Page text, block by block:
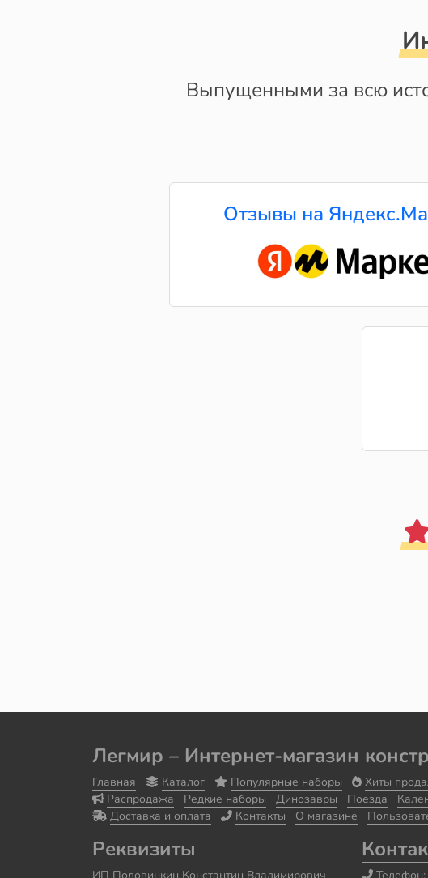
Выпущенными за всю
Отзывы на
Легмир – Интернет-магазин
Главная Каталог Популярные наборы Хиты
Распродажа
Редкие наборы Динозавры Поезда
Доставка и оплата
Контакты О магазине
Реквизиты